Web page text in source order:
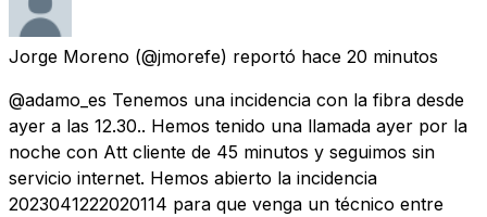
Jorge Moreno (@jmorefe) reportó hace 20 minutos
@adamo_es Tenemos una incidencia con la fibra desde
ayer a las 12.30.. Hemos tenido una llamada ayer por la
noche con Att cliente de 45 minutos y seguimos sin
servicio internet. Hemos abierto la incidencia
2023041222020114 para que venga un técnico entre